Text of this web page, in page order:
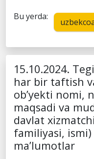
Bu yerda:
15.10.2024.
har bir taftish
ob’yekti nomi,
maqsadi va
davlat
familiyasi, ismi)
ma’lumotlar